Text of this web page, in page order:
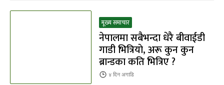
मूख्य समाचार
नेपालमा सबैभन्दा धेरै बीवाईडी
गाडी भित्रियाे, अरू कुन कुन
ब्रान्डका कति भित्रिए ?
४ दिनअगाडि